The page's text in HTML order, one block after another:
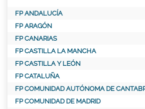
FP ANDALUCÍA
FP ARAGÓN
FP CANARIAS
FP CASTILLA LA MANCHA
FP CASTILLA Y LEÓN
FP CATALUÑA
FP COMUNIDAD AUTÓNOMA DE
FP COMUNIDAD DE MADRID